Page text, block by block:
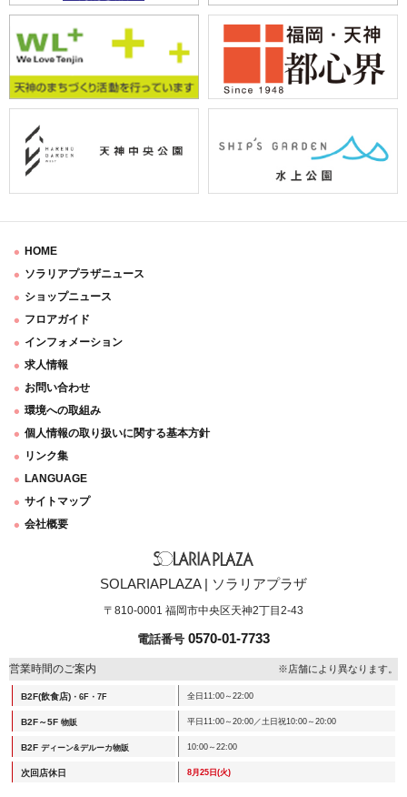
HOME
ソラリアプラザニュース
ショップニュース
フロアガイド
インフォメーション
求人情報
お問い合わせ
環境への取組み
個人情報の取り扱いに関する基本方針
リンク集
LANGUAGE
サイトマップ
会社概要
SOLARIAPLAZA | ソラリアプラザ
〒810-0001 福岡市中央区天神2丁目2-43
電話番号 0570-01-7733
※店舗により異なります。
営業時間のご案内
B2F(飲食店) ・6F・7F 全日11:00～22:00
B2F～5F 物販 平日11:00～20:00／土日祝10:00～20:00
B2F ディーン&デルーカ物販 10:00～22:00
次回店休日 8月25日(火)